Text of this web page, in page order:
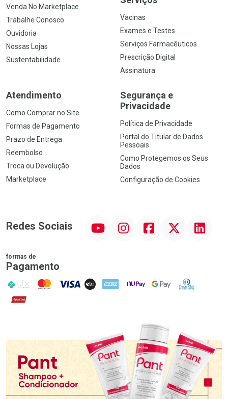
Venda No Marketplace
Trabalhe Conosco
Ouvidoria
Nossas Lojas
Sustentabilidade
Vacinas
Exames e Testes
Serviços Farmacêuticos
Prescrição Digital
Assinatura
Atendimento
Como Comprar no Site
Formas de Pagamento
Prazo de Entrega
Reembolso
Troca ou Devolução
Marketplace
Segurança e
Privacidade
Política de Privacidade
Portal do Titular de Dados
Pessoais
Como Protegemos os Seus
Dados
Configuração de Cookies
Redes Sociais InstagramFacebook Linkedin
formas de
Pagamento
PIX MasterCard
VISA ELO AMEX NuPay Google PayDiners Club
Hipercard
Promoção em Destaque